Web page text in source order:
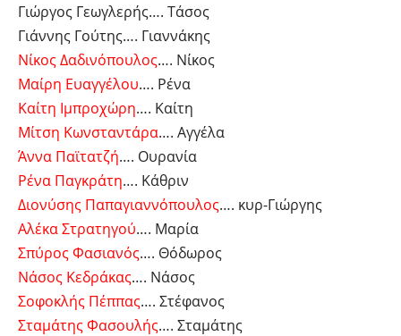
Γιώργος Γεωγλερής…. Τάσος
Γιάννης Γούτης…. Γιαννάκης
Νίκος Δαδινόπουλος…. Νίκος
Μαίρη Ευαγγέλου…. Ρένα
Καίτη Ιμπροχώρη…. Καίτη
Μίτση Κωνσταντάρα…. Αγγέλα
Άννα Παϊτατζή…. Ουρανία
Ρένα Παγκράτη…. Κάθριν
Διονύσης Παπαγιαννόπουλος…. κυρ-Γιώργης
Αλέκα Στρατηγού…. Μαρία
Σπύρος Φασιανός…. Θόδωρος
Νάσος Κεδράκας…. Νάσος
Σοφοκλής Πέππας…. Στέφανος
Σταμάτης Φασουλής…. Σταμάτης